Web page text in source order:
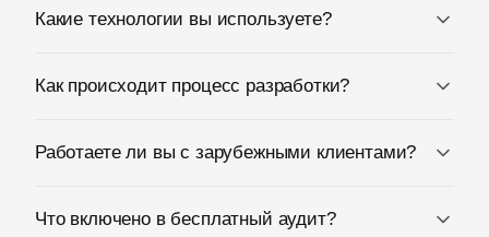
Какие технологии вы используете?
Как происходит процесс разработки?
Работаете ли вы с зарубежными клиентами?
Что включено в бесплатный аудит?